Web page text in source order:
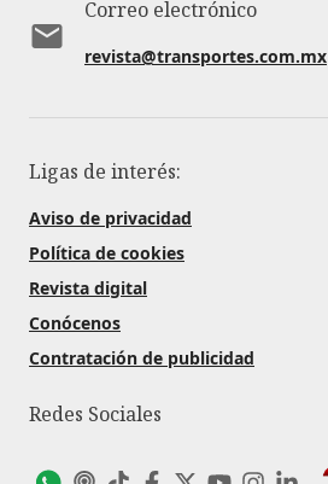
Correo electrónico
revista@transportes.com.mx
Ligas de interés:
Aviso de privacidad
Política de cookies
Revista digital
Conócenos
Contratación de publicidad
Redes Sociales